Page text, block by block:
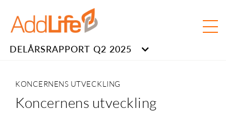
DELÅRSRAPPORT Q2 2025
KONCERNENS UTVECKLING
Koncernens utveckling